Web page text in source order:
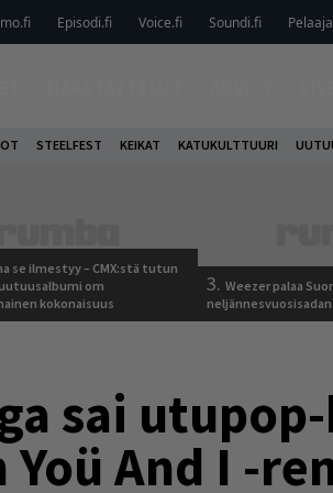
Episodi.fi Voice.fi Soundi.fi
STEELFEST KEIKAT KATUKULTTUURI
se ilmestyy – CMX:stä tutun
uutuusalbumi om
kokonaisuus
3. Weezer palaa
sai
Yoü And I -